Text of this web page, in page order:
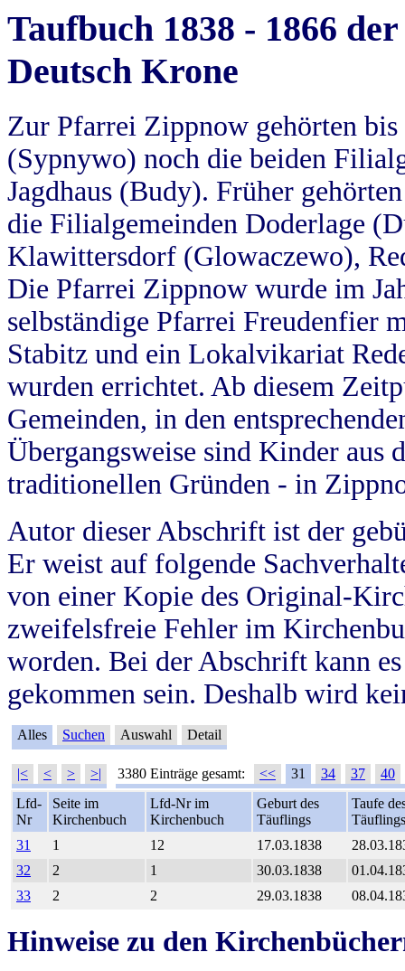
Taufbuch 1838 - 1866
Deutsch Krone
Zur Pfarrei Zippnow gehörten
(Sypnywo) noch die beiden
Jagdhaus (Budy). Früher
die Filialgemeinden Doderlage
Klawittersdorf (Glowaczewo),
Die Pfarrei Zippnow wurde im
selbständige Pfarrei Freudenfier
Stabitz und ein Lokalvikariat
wurden errichtet. Ab diesem
Gemeinden, in den
Übergangsweise sind Kinder aus
traditionellen Gründen - in
Autor dieser Abschrift ist der
Er weist auf folgende
von einer Kopie des Original-
zweifelsfreie Fehler im
worden. Bei der Abschrift kann
gekommen sein. Deshalb wird
Alles Suchen Auswahl Detail
|< < > >| 3380 Einträge gesamt: << 31 34 37
40
Lfd-
Nr
Seite im
Kirchenbuch
Lfd-Nr im
Kirchenbuch
Geburt des
Täuflings
Taufe
Täuflings
31
1 12 17.03.1838
32
2 1 30.03.1838
33
2 2 29.03.1838
Hinweise zu den